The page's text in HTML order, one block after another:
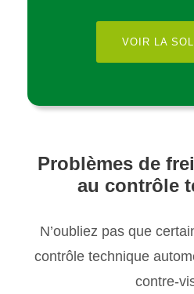
VOIR LA
Problèmes de
au contrôle
N’oubliez pas que
contrôle technique
contre-